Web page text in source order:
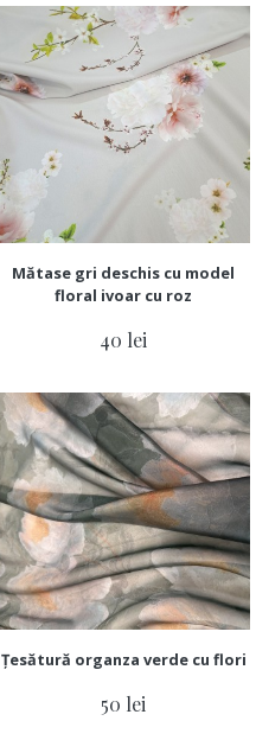
Mătase gri deschis cu model
floral ivoar cu roz
40 lei
Țesătură organza verde cu flori
50 lei